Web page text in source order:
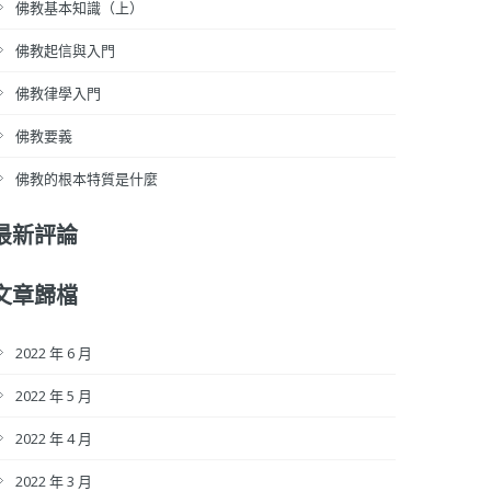
佛教基本知識（上）
佛教起信與入門
佛教律學入門
佛教要義
佛教的根本特質是什麼
新評論
章歸檔
2022 年 6 月
2022 年 5 月
2022 年 4 月
2022 年 3 月